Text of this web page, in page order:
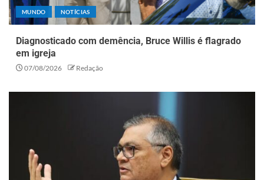
MUNDO NOTÍCIAS
Diagnosticado com demência, Bruce Willis é flagrado
em igreja
07/08/2026 Redação